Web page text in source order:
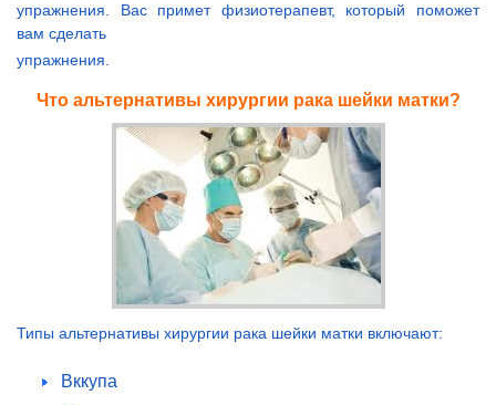
упражнения. Вас примет физиотерапевт, который поможет
вам сделать
упражнения.
Что альтернативы хирургии рака шейки матки?
Типы альтернативы хирургии рака шейки матки включают:
Вккупа